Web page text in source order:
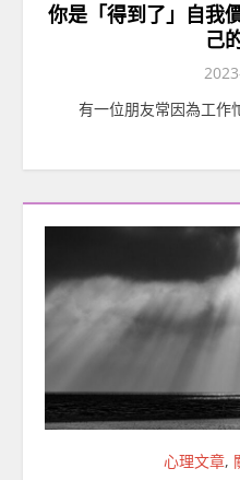
你是「得到了」自我
己
有一位朋友常因為工
心理文章,